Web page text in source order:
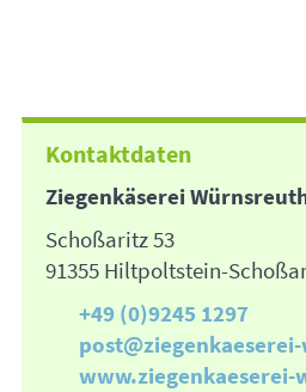
Kontaktdaten
Ziegenkäserei
Schoßaritz 53
91355 Hiltpoltstein-
+49 (0)9245 1297